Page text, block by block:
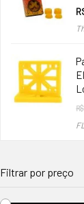
R$
Filtrar por preço